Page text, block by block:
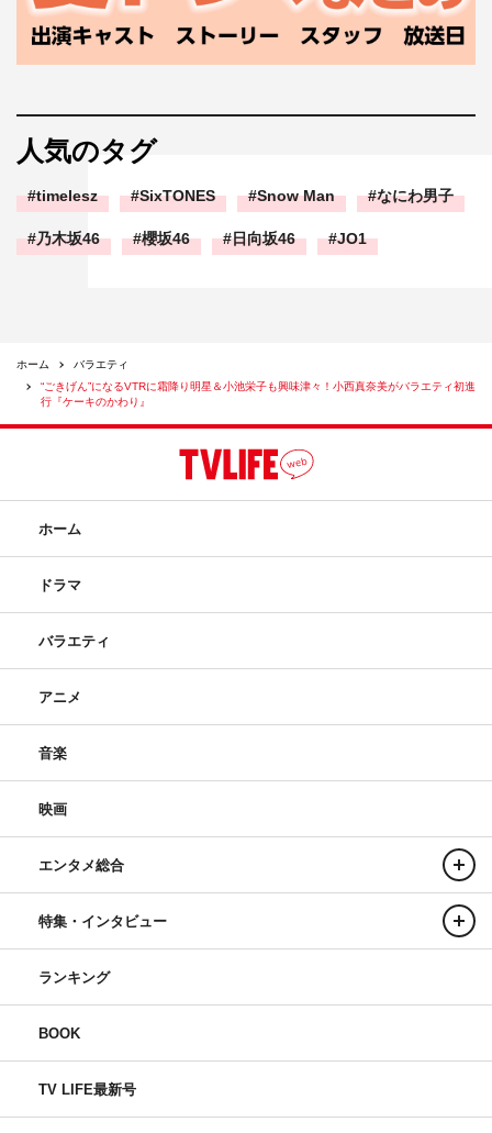
人気のタグ
timelesz SixTONES Snow Man なにわ男子
乃木坂46 櫻坂46 日向坂46 JO1
ホーム
バラエティ
“ごきげん”になるVTRに霜降り明星＆小池栄子も興味津々！小西真奈美がバラエティ初進
行『ケーキのかわり』
ホーム
ドラマ
バラエティ
アニメ
音楽
映画
エンタメ総合
特集・インタビュー
ランキング
BOOK
TV LIFE最新号